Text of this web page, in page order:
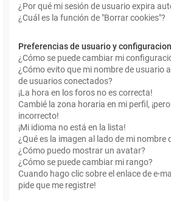
¿Por qué mi sesión de usuario expira
¿Cuál es la función de "Borrar cookies"?
Preferencias de usuario y
¿Cómo se puede cambiar mi
¿Cómo evito que mi nombre de usuario
de usuarios conectados?
¡La hora en los foros no es correcta!
Cambié la zona horaria en mi perfil,
incorrecto!
¡Mi idioma no está en la lista!
¿Qué es la imagen al lado de mi nombre
¿Cómo puedo mostrar un avatar?
¿Cómo se puede cambiar mi rango?
Cuando hago clic sobre el enlace de e-
pide que me registre!